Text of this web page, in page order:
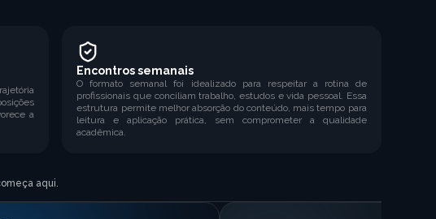
a
Encontros semanais
O formato semanal foi idealizado para respeitar a rotina de
profissionais que conciliam trabalho, estudos e vida pessoal. Essa
estrutura permite melhor absorção do conteúdo, mais tempo para
leitura e aplicação prática, sem comprometer a qualidade
acadêmica.
aqui.